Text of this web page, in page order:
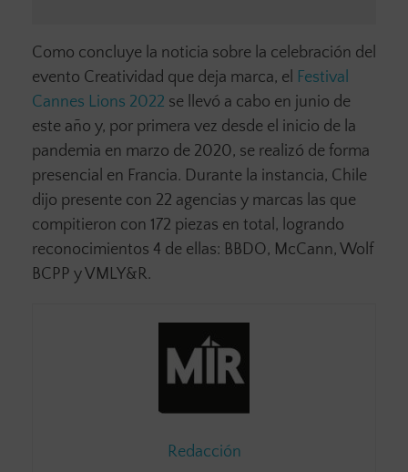
Como concluye la noticia sobre la celebración del
evento Creatividad que deja marca, el Festival
Cannes Lions 2022 se llevó a cabo en junio de
este año y, por primera vez desde el inicio de la
pandemia en marzo de 2020, se realizó de forma
presencial en Francia. Durante la instancia, Chile
dijo presente con 22 agencias y marcas las que
compitieron con 172 piezas en total, logrando
reconocimientos 4 de ellas: BBDO, McCann, Wolf
BCPP y VMLY&R.
Redacción